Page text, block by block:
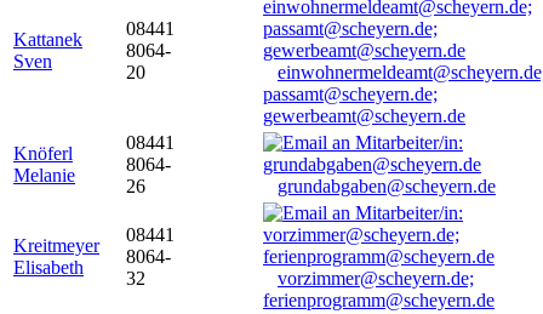
Kattanek
Sven
08441
8064-
20
passamt@scheyern.de;
gewerbeamt@scheyern.de
Knöferl
Melanie
08441
8064-
26
grundabgaben@scheyern.de
Kreitmeyer
Elisabeth
08441
8064-
32
vorzimmer@scheyern.de;
ferienprogramm@scheyern.de